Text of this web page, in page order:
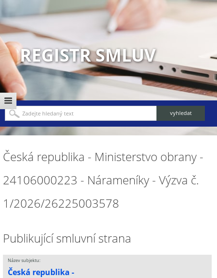
REGISTR SMLUV
Česká republika - Ministerstvo obrany -
24106000223 - Nárameníky - Výzva č.
1/2026/26225003578
Publikující smluvní strana
Název subjektu:
Česká republika -